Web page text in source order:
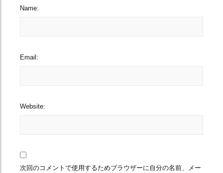
Name:
Email:
Website:
次回のコメントで使用するためブラウザーに自分の名前、メー